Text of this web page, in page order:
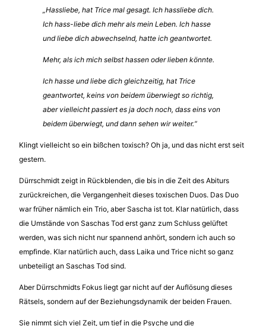
„Hassliebe, hat Trice mal gesagt. Ich hassliebe dich.
Ich hass-liebe dich mehr als mein Leben. Ich hasse
und liebe dich abwechselnd, hatte ich geantwortet.
Mehr, als ich mich selbst hassen oder lieben könnte.
Ich hasse und liebe dich gleichzeitig, hat Trice
geantwortet, keins von beidem überwiegt so richtig,
aber vielleicht passiert es ja doch noch, dass eins von
beidem überwiegt, und dann sehen wir weiter.“
Klingt vielleicht so ein bißchen toxisch? Oh ja, und das nicht erst seit
gestern.
Dürrschmidt zeigt in Rückblenden, die bis in die Zeit des Abiturs
zurückreichen, die Vergangenheit dieses toxischen Duos. Das Duo
war früher nämlich ein Trio, aber Sascha ist tot. Klar natürlich, dass
die Umstände von Saschas Tod erst ganz zum Schluss gelüftet
werden, was sich nicht nur spannend anhört, sondern ich auch so
empfinde. Klar natürlich auch, dass Laika und Trice nicht so ganz
unbeteiligt an Saschas Tod sind.
Aber Dürrschmidts Fokus liegt gar nicht auf der Auflösung dieses
Rätsels, sondern auf der Beziehungsdynamik der beiden Frauen.
Sie nimmt sich viel Zeit, um tief in die Psyche und die